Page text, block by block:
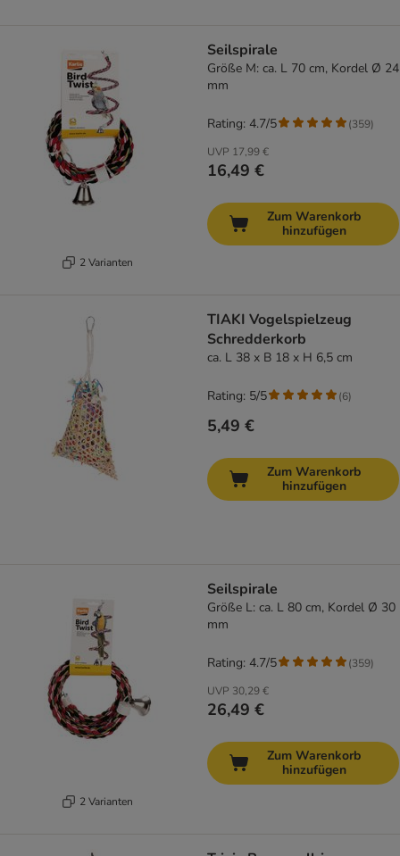
2 Varianten
Seilspirale
Größe M: ca. L 70 cm, Kordel Ø 24
mm
UVP 17,99 €
16,49 €
Rating: 4.7/5 (359)
Zum Warenkorb
hinzufügen
TIAKI Vogelspielzeug
Schredderkorb
ca. L 38 x B 18 x H 6,5 cm
5,49 €
Rating: 5/5 (6)
Zum Warenkorb
hinzufügen
2 Varianten
Seilspirale
Größe L: ca. L 80 cm, Kordel Ø 30
mm
UVP 30,29 €
26,49 €
Rating: 4.7/5 (359)
Zum Warenkorb
hinzufügen